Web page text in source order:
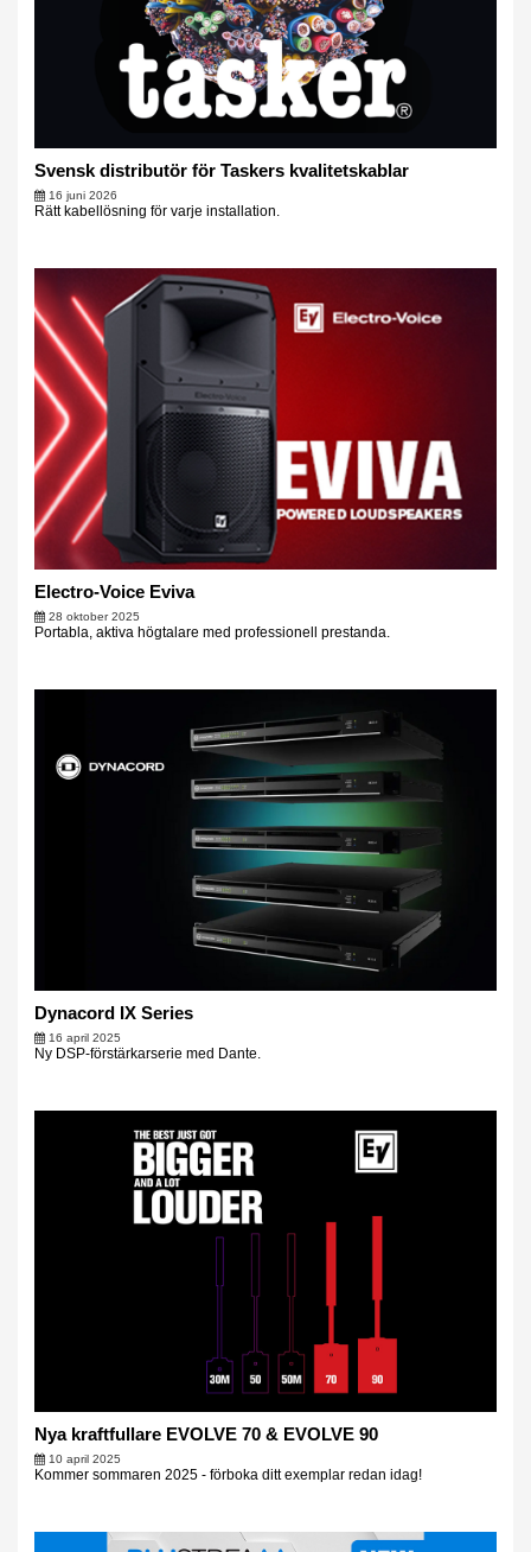
Svensk distributör för Taskers kvalitetskablar
16 juni 2026
Rätt kabellösning för varje installation.
Electro-Voice Eviva
28 oktober 2025
Portabla, aktiva högtalare med professionell prestanda.
Dynacord IX Series
16 april 2025
Ny DSP-förstärkarserie med Dante.
Nya kraftfullare EVOLVE 70 & EVOLVE 90
10 april 2025
Kommer sommaren 2025 - förboka ditt exemplar redan idag!